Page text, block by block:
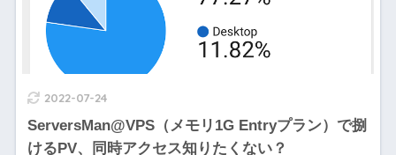
2022-07-24
ServersMan@VPS（メモリ1G Entryプラン）で捌
けるPV、同時アクセス知りたくない？